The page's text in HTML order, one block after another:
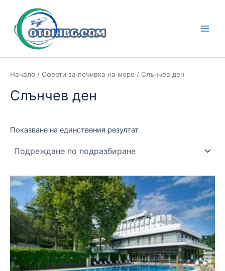
content
Начало / Оферти за почивка на море / Слънчев ден
Слънчев ден
Показване на единствения резултат